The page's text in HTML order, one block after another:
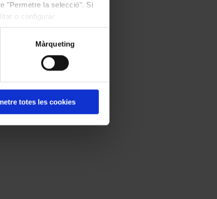
"Permetre la selecció". Si
o configurar
Màrqueting
totes les cookies